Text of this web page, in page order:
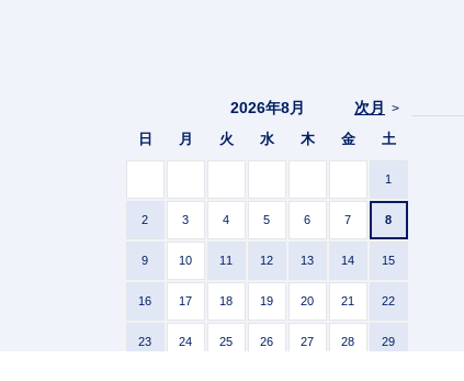
次月 >
2026年8月
日 月 火 水 木 金 土
1
2 3 4 5 6 7 8
9 10 11 12 13 14 15
16 17 18 19 20 21 22
23 24 25 26 27 28 29